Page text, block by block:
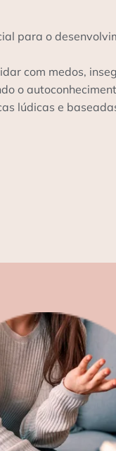
para o
com medos,
o
lúdicas e